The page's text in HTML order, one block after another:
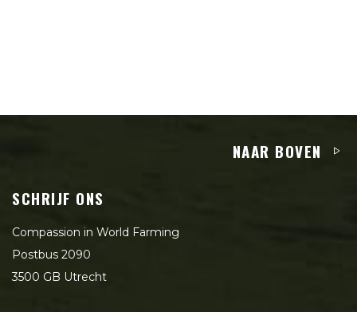
NAAR BOVEN
SCHRIJF ONS
Compassion in World Farming
Postbus 2090
3500 GB Utrecht